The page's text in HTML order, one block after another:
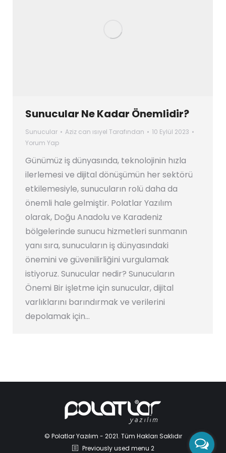
Sunucular Ne Kadar Önemlidir?
Sunucular Aziz can ısıyel Tarafından
10 Eylül 2023
Yorum Yap
Günümüz iş dünyasında, teknolojinin hızla
ilerlemesi ve dijital dönüşümün her sektörü
etkilemesiyle, sunucuların rolü daha da
önemli hale gelmiştir. Polatlar Yazılım
olarak, Doğu Anadolu ve Karadeniz
bölgelerinde sunucu hizmetleri sunmanın
yanı sıra, sunucuların iş dünyasındaki
önemini ve güvenilirliğini vurgulamak
istiyoruz. Sunucular nedir? Sunucuların
Önemi Bir işletme için sunucular, dijital
varlıklarını barındırmak ve verilerini
depolamak için…
© Polatlar Yazılım - 2021. Tüm Hakları Saklıdır
Previously used menu 2